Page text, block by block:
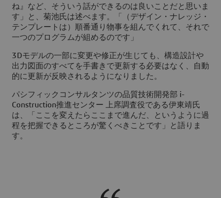
ね』など、そういう話ができるのは良いことだと思いま
す」と、菊池氏は述べます。「（デザイン・ナレッジ・
テンプレートは）順番通り物事を組んでくれて、それで
一つのプログラムが組めるのです」
3Dモデルの一部に変更や修正が生じても、構造設計や
出力図面のすべてを手書きで更新する必要はなく、自動
的に更新が反映されるようになりました。
パシフィックコンサルタンツの品質技術開発部 i-
Construction推進センター 上席調査役である伊東靖氏
は、「ここを変えたらここまで進んだ、というように過
程を把握できるところが驚くべきことです」と語りま
す。